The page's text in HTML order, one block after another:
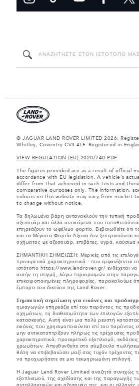
© JAGUAR LAND ROVER LIMITED 2026:
Whitley, Coventry CV3 4LF. Registered in
VIEW REGULATION (EU) 2020/740 PDF
The figures provided are as a result of official
accordance with EU legislation. A vehicle's
differ from that achieved in such tests and
comparative purposes only. The information,
colours on this website may vary from market
to change without notice.
Τα δηλωμένα βάρη αντανακλούν την τυπική
αξεσουάρ και άλλα αντικείμενα που
επηρεάζουν το ωφέλιμο φορτίο. Βεβαιωθείτε ότι
και τα Μέγιστα Φορτία Άξονα δεν ξεπερνιούνται
οχήματος με αξεσουάρ, επιβάτες, υγρά, καύσιμα
ΣΗΜΑΝΤΙΚΗ ΣΗΜΕΙΩΣΗ: Μερικές από τις
προαιρετικά χαρακτηριστικά - που εμφανίζονται
ιστότοπο https://www.landrover.gr/ ενδέχεται να
αυτήν τη στιγμή, λόγω περιορισμών στην
επικαιροποιημένες πληροφορίες, παρακαλούμε
έμπορο του δικτύου της Land Rover.
Σημαντική σημείωση για εικόνες και
ημιαγωγών επηρεάζει επί του παρόντος τις
οχημάτων, τη διαθεσιμότητα των επιλογών
κατασκευής. Αυτή είναι μια πολύ ρευστή
εικόνες που χρησιμοποιούνται επί του παρόντος
μην αντικατοπτρίζουν πλήρως τις τρέχουσες
χαρακτηριστικά, προαιρετικό εξοπλισμό,
χρωμάτων. Απευθυνθείτε στο σύμβουλο
θέση να επιβεβαιώσει μαζί σας τυχόν τρέχοντες
να προχωρήσετε σε μια τεκμηριωμένη επιλογή.
Η Jaguar Land Rover Limited αναζητά συνεχώς
εξοπλισμού, της σχεδίασης και της παραγωγής